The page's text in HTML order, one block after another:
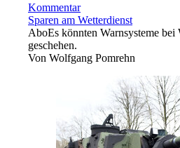
Kommentar
Sparen am Wetterdienst
AboEs könnten Warnsysteme
geschehen.
Von Wolfgang Pomrehn